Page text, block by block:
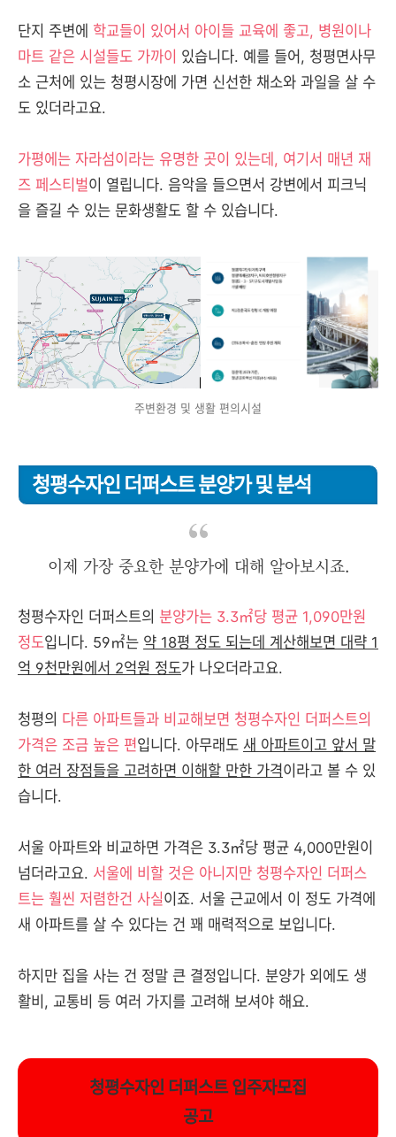
단지 주변에 학교들이 있어서 아이들 교육에 좋고, 병원이나
마트 같은 시설들도 가까이 있습니다. 예를 들어, 청평면사무
소 근처에 있는 청평시장에 가면 신선한 채소와 과일을 살 수
도 있더라고요.
가평에는 자라섬이라는 유명한 곳이 있는데, 여기서 매년 재
즈 페스티벌이 열립니다. 음악을 들으면서 강변에서 피크닉
을 즐길 수 있는 문화생활도 할 수 있습니다.
주변환경 및 생활 편의시설
청평수자인 더퍼스트 분양가 및 분석
이제 가장 중요한 분양가에 대해 알아보시죠.
청평수자인 더퍼스트의 분양가는 3.3㎡당 평균 1,090만원
정도입니다. 59㎡는 약 18평 정도 되는데 계산해보면 대략 1
억 9천만원에서 2억원 정도가 나오더라고요.
청평의 다른 아파트들과 비교해보면 청평수자인 더퍼스트의
가격은 조금 높은 편입니다. 아무래도 새 아파트이고 앞서 말
한 여러 장점들을 고려하면 이해할 만한 가격이라고 볼 수 있
습니다.
서울 아파트와 비교하면 가격은 3.3㎡당 평균 4,000만원이
넘더라고요. 서울에 비할 것은 아니지만 청평수자인 더퍼스
트는 훨씬 저렴한건 사실이죠. 서울 근교에서 이 정도 가격에
새 아파트를 살 수 있다는 건 꽤 매력적으로 보입니다.
하지만 집을 사는 건 정말 큰 결정입니다. 분양가 외에도 생
활비, 교통비 등 여러 가지를 고려해 보셔야 해요.
청평수자인 더퍼스트 입주자모집
공고